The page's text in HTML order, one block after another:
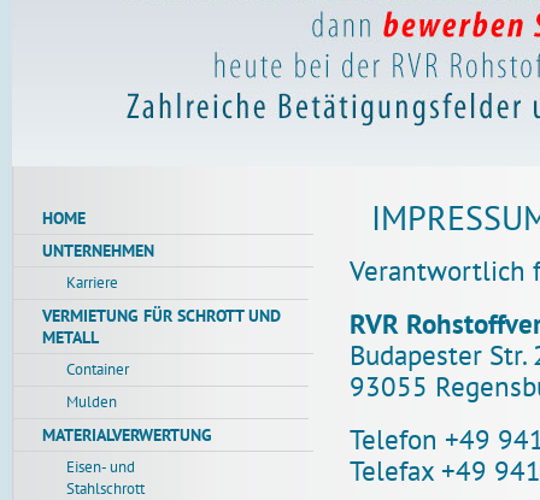
HOME
UNTERNEHMEN
Karriere
VERMIETUNG FÜR SCHROTT UND
METALL
Container
Mulden
MATERIALVERWERTUNG
Eisen- und
Stahlschrott
Verantwortlich
RVR
Budapester Str.
93055
Telefon +49
Telefax +49